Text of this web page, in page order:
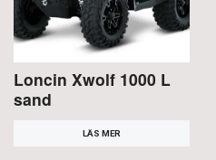
Loncin Xwolf 1000 L
sand
LÄS MER